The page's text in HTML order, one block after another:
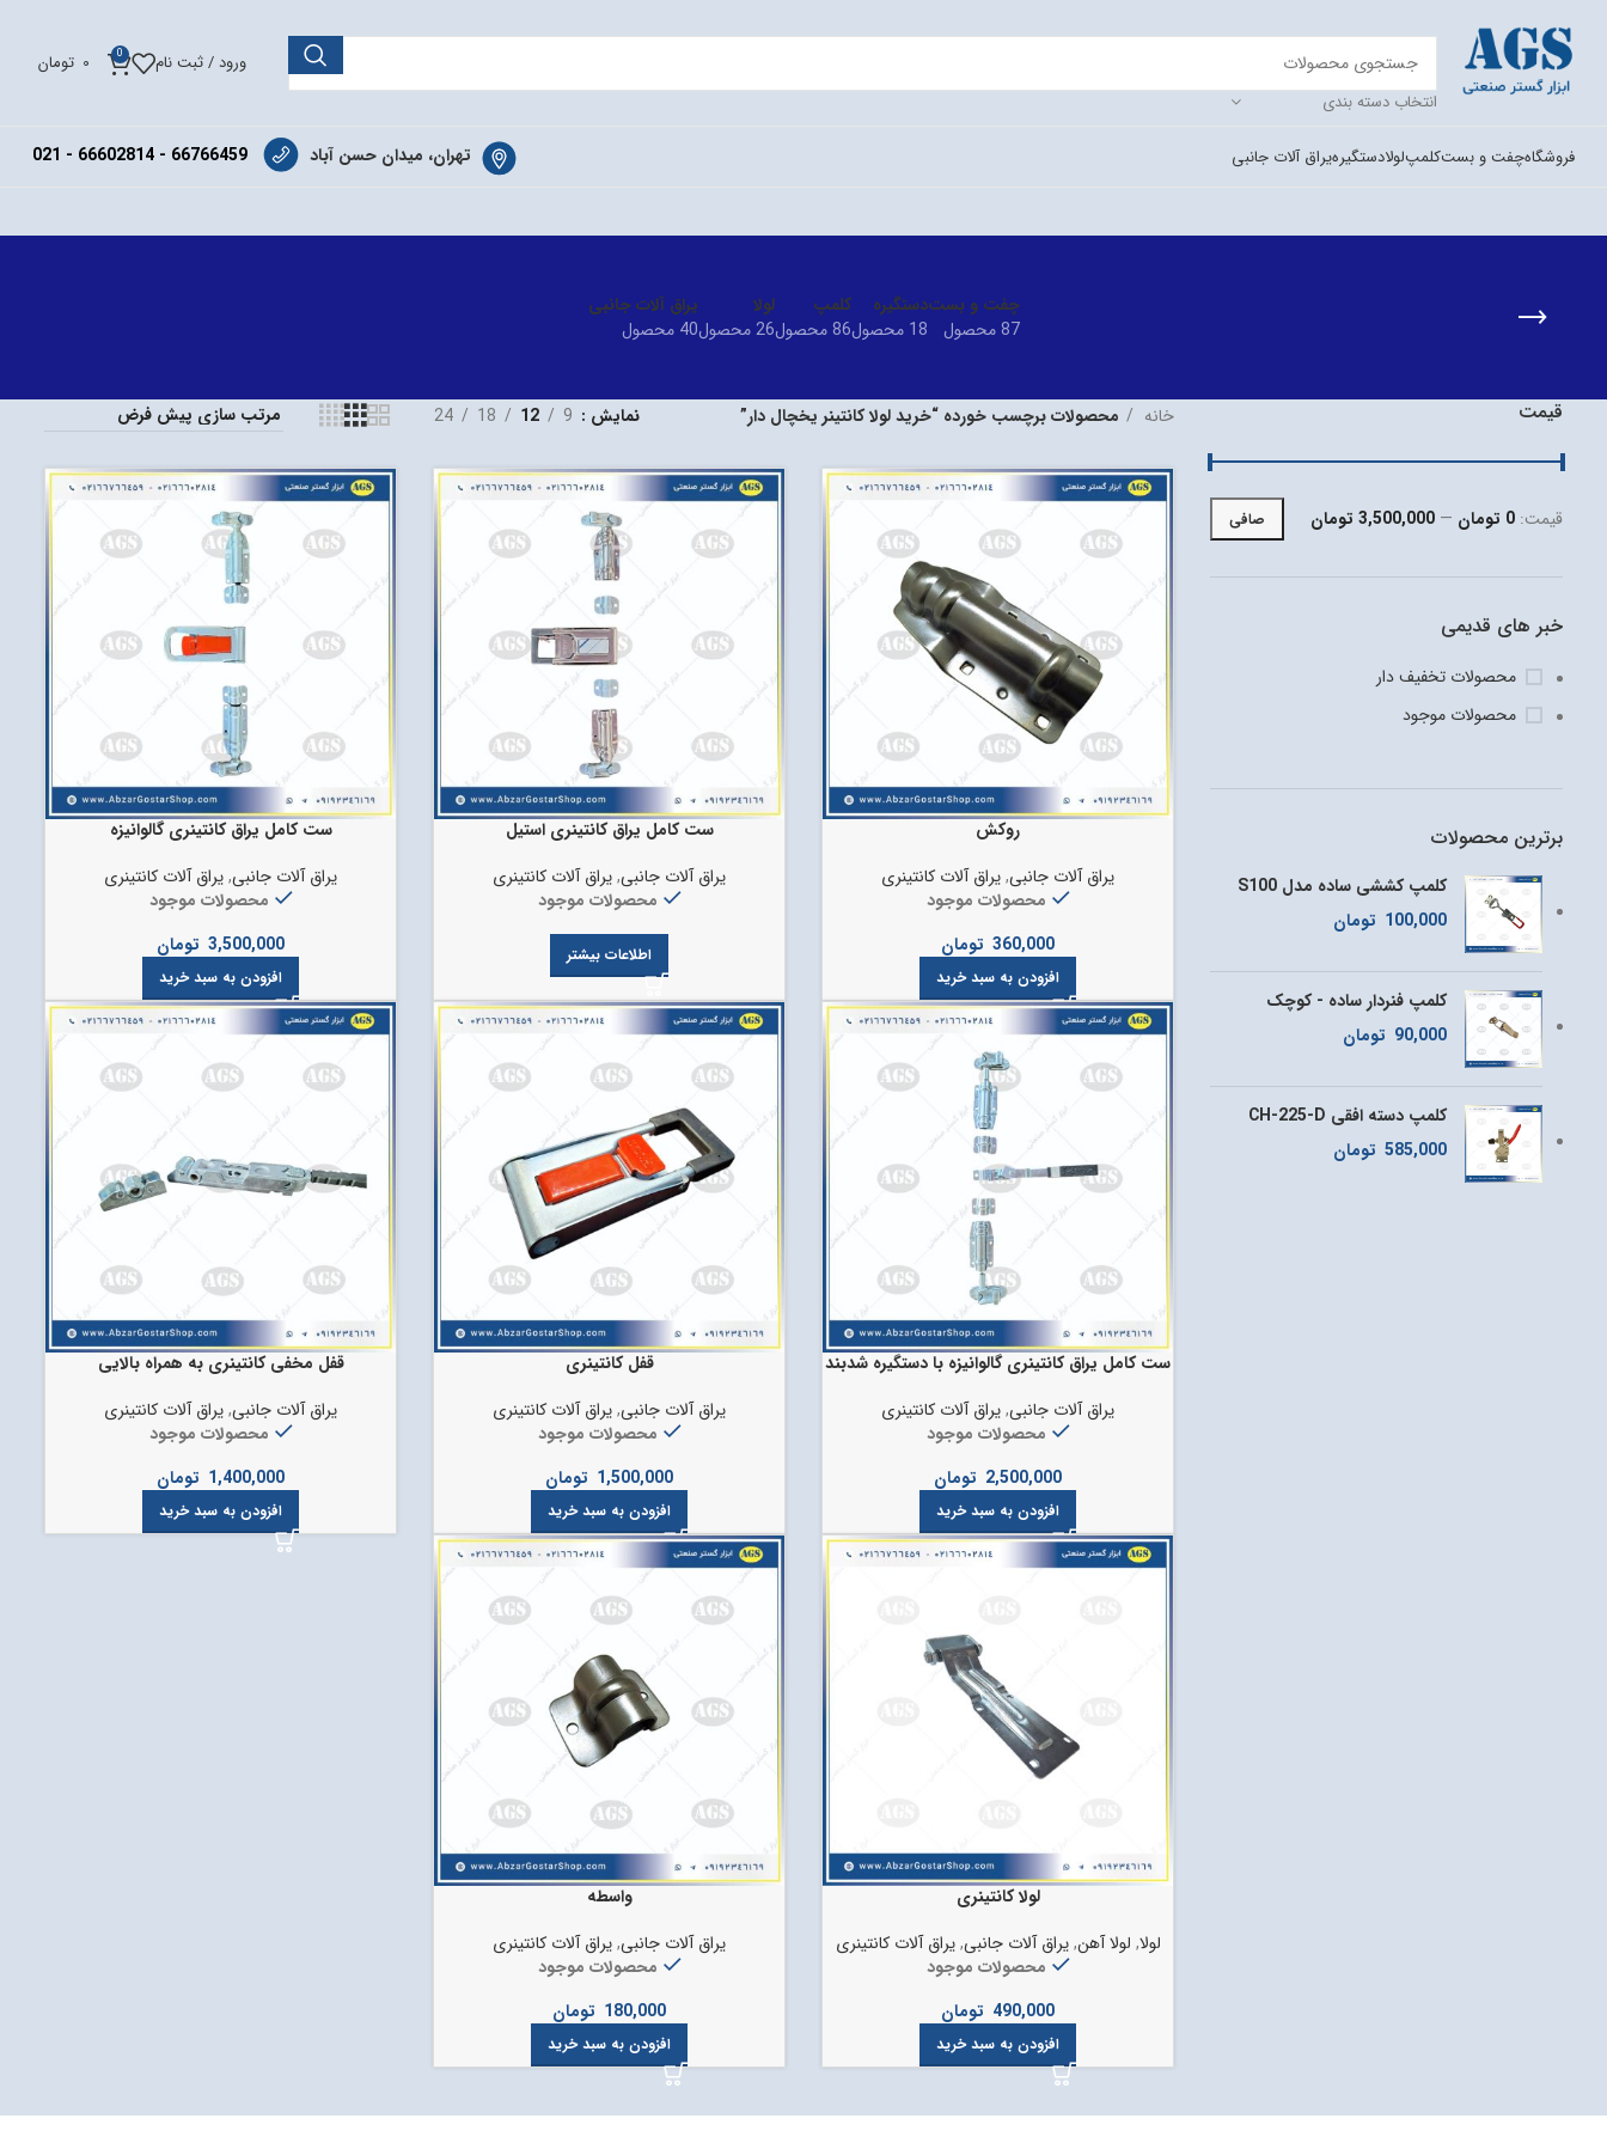
انتخاب دسته بندی
ورود / ثبت نام 0
0 تومان
فروشگاهچفت و بستکلمپلولادستگیرهیراق آلات جانبی تهران، میدان حسن آباد
چفت و بست
87 محصول
دستگیره
18 محصول
کلمپ
86 محصول
لولا
26 محصول
یراق آلات جانبی
40 محصول
قیمت
صافی قيمت: 0 تومان — 3,500,000 تومان
خبر های قدیمی
محصولات تخفیف دار
محصولات موجود
برترین محصولات
کلمپ کششی ساده مدل S100
100,000 تومان
کلمپ فنردار ساده - کوچک
90,000 تومان
کلمپ دسته افقی CH-225-D
585,000 تومان
خانه محصولات برچسب خورده “خرید لولا کانتینر یخچال دار” نمایش 9
12
18
24
روکش
یراق آلات جانبی,یراق آلات کانتینری
محصولات موجود
360,000 تومان
افزودن به سبد خرید
ست کامل یراق کانتینری استیل
یراق آلات جانبی,یراق آلات کانتینری
محصولات موجود
اطلاعات بیشتر
ست کامل یراق کانتینری گالوانیزه
یراق آلات جانبی,یراق آلات کانتینری
محصولات موجود
3,500,000 تومان
افزودن به سبد خرید
ست کامل یراق کانتینری گالوانیزه با دستگیره شدبند
یراق آلات جانبی,یراق آلات کانتینری
محصولات موجود
2,500,000 تومان
افزودن به سبد خرید
قفل کانتینری
یراق آلات جانبی,یراق آلات کانتینری
محصولات موجود
1,500,000 تومان
افزودن به سبد خرید
قفل مخفی کانتینری به همراه بالایی
یراق آلات جانبی,یراق آلات کانتینری
محصولات موجود
1,400,000 تومان
افزودن به سبد خرید
لولا کانتینری
لولا, لولا آهن,یراق آلات جانبی,یراق آلات کانتینری
محصولات موجود
490,000 تومان
افزودن به سبد خرید
واسطه
یراق آلات جانبی,یراق آلات کانتینری
محصولات موجود
180,000 تومان
افزودن به سبد خرید